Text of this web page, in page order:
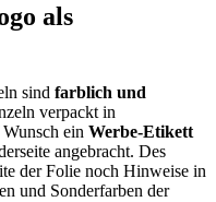
als
sind farblich und
verpackt in
ein Werbe-Etikett
angebracht. Des
der Folie noch Hinweise in
und Sonderfarben der